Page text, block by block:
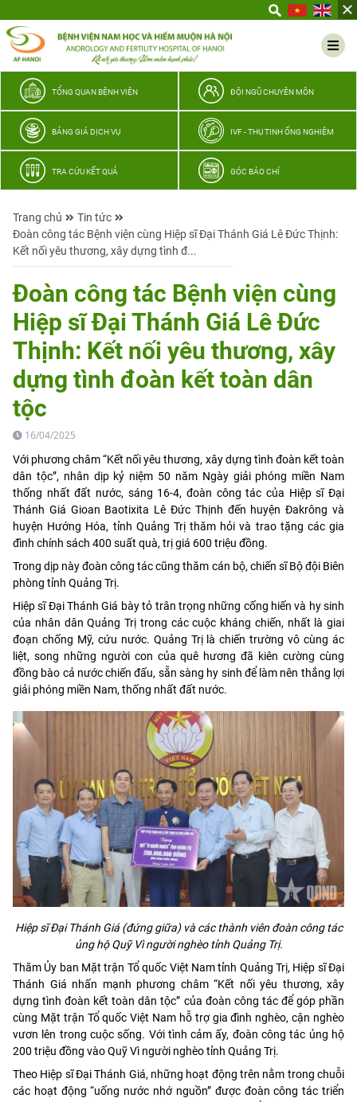
thương
TỔNG QUAN BỆNH VIỆN ĐỘI NGŨ CHUYÊN MÔN
BẢNG GIÁ DỊCH VỤ IVF - THỤ TINH ỐNG NGHIỆM
TRA CỨU KẾT QUẢ GÓC BÁO CHÍ
Trang chủ
Tin tức
Đoàn công tác Bệnh viện cùng Hiệp sĩ Đại Thánh Giá Lê Đức Thịnh:
Kết nối yêu thương, xây dựng tình đ...
Đoàn công tác Bệnh viện cùng
Hiệp sĩ Đại Thánh Giá Lê Đức
Thịnh: Kết nối yêu thương, xây
dựng tình đoàn kết toàn dân
tộc
16/04/2025
Với phương châm “Kết nối yêu thương, xây dựng tình đoàn kết toàn
dân tộc”, nhân dịp kỷ niệm 50 năm Ngày giải phóng miền Nam
thống nhất đất nước, sáng 16-4, đoàn công tác của Hiệp sĩ Đại
Thánh Giá Gioan Baotixita Lê Đức Thịnh đến huyện Đakrông và
huyện Hướng Hóa, tỉnh Quảng Trị thăm hỏi và trao tặng các gia
đình chính sách 400 suất quà, trị giá 600 triệu đồng.
Trong dịp này đoàn công tác cũng thăm cán bộ, chiến sĩ Bộ đội Biên
phòng tỉnh Quảng Trị.
Hiệp sĩ Đại Thánh Giá bày tỏ trân trọng những cống hiến và hy sinh
của nhân dân Quảng Trị trong các cuộc kháng chiến, nhất là giai
đoạn chống Mỹ, cứu nước. Quảng Trị là chiến trường vô cùng ác
liệt, song những người con của quê hương đã kiên cường cùng
đồng bào cả nước chiến đấu, sẵn sàng hy sinh để làm nên thắng lợi
giải phóng miền Nam, thống nhất đất nước.
Hiệp sĩ Đại Thánh Giá (đứng giữa) và các thành viên đoàn công tác
ủng hộ Quỹ Vì người nghèo tỉnh Quảng Trị.
Thăm Ủy ban Mặt trận Tổ quốc Việt Nam tỉnh Quảng Trị, Hiệp sĩ Đại
Thánh Giá nhấn mạnh phương châm “Kết nối yêu thương, xây
dựng tình đoàn kết toàn dân tộc” của đoàn công tác để góp phần
cùng Mặt trận Tổ quốc Việt Nam hỗ trợ gia đình nghèo, cận nghèo
vươn lên trong cuộc sống. Với tình cảm ấy, đoàn công tác ủng hộ
200 triệu đồng vào Quỹ Vì người nghèo tỉnh Quảng Trị.
Theo Hiệp sĩ Đại Thánh Giá, những hoạt động trên nằm trong chuỗi
các hoạt động “uống nước nhớ nguồn” được đoàn công tác triển